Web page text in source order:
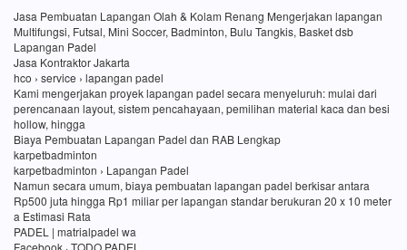
Jasa Pembuatan Lapangan Olah & Kolam Renang Mengerjakan lapangan
Multifungsi, Futsal, Mini Soccer, Badminton, Bulu Tangkis, Basket dsb
Lapangan Padel
Jasa Kontraktor Jakarta
hco › service › lapangan padel
Kami mengerjakan proyek lapangan padel secara menyeluruh: mulai dari
perencanaan layout, sistem pencahayaan, pemilihan material kaca dan besi
hollow, hingga
Biaya Pembuatan Lapangan Padel dan RAB Lengkap
karpetbadminton
karpetbadminton › Lapangan Padel
Namun secara umum, biaya pembuatan lapangan padel berkisar antara
Rp500 juta hingga Rp1 miliar per lapangan standar berukuran 20 x 10 meter
a Estimasi Rata
PADEL | matrialpadel wa
Facebook · TODO PADEL